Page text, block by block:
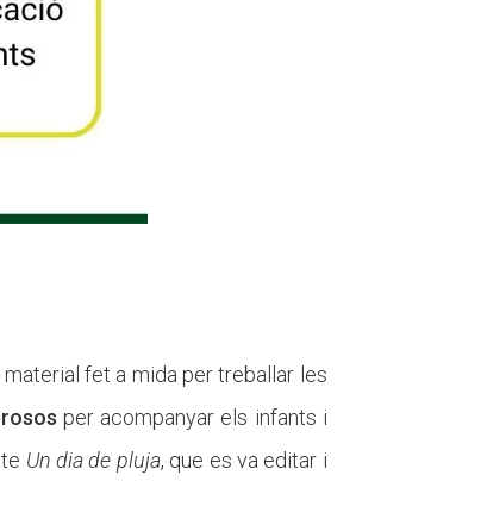
material fet a mida per treballar les
per acompanyar els infants i
Un dia de pluja, que es va editar i